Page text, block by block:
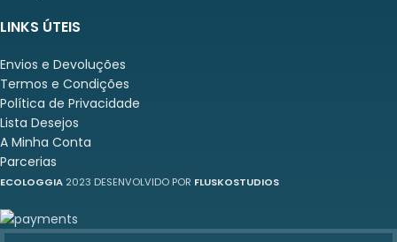
LINKS ÚTEIS
Envios e Devoluções
Termos e Condições
Política de Privacidade
Lista Desejos
A Minha Conta
Parcerias
ECOLOGGIA 2023 DESENVOLVIDO POR FLUSKOSTUDIOS